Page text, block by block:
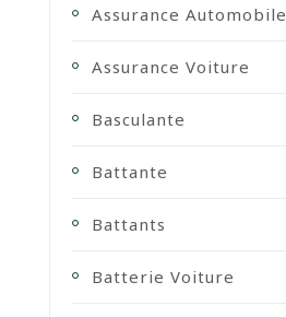
Assurance Automobile
Assurance Voiture
Basculante
Battante
Battants
Batterie Voiture